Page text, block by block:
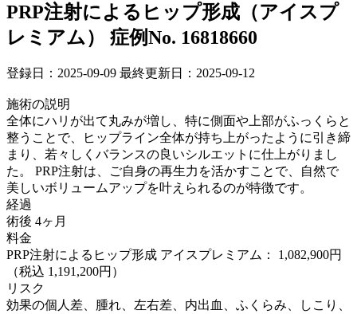
PRP注射によるヒップ形成（アイスプ
レミアム）
症例No. 16818660
登録日：2025-09-09 最終更新日：2025-09-12
施術の説明
全体にハリが出て丸みが増し、特に側面や上部がふっくらと
整うことで、ヒップライン全体が持ち上がったように引き締
まり、若々しくバランスの良いシルエットに仕上がりまし
た。 PRP注射は、ご自身の再生力を活かすことで、自然で
美しいボリュームアップを叶えられるのが特徴です。
経過
術後 4ヶ月
料金
PRP注射によるヒップ形成 アイスプレミアム： 1,082,900円
（税込 1,191,200円）
リスク
効果の個人差、腫れ、左右差、内出血、ふくらみ、しこり、